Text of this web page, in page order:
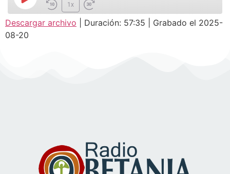
1x
SUSCRIBIR COMPARTIR
COMPARTIR
Descargar archivo Duración: 57:35
Grabado el 2025-
08-20